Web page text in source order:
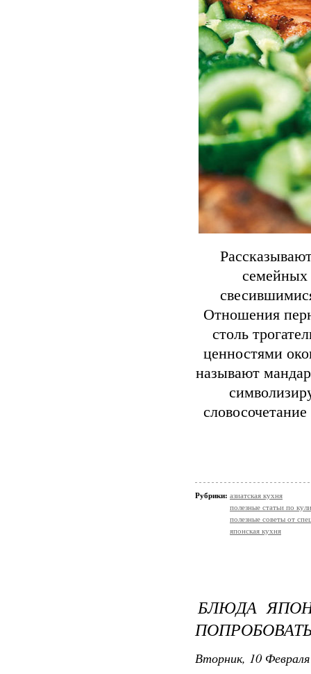
семейных
Отношения
столь
ценностями
называют
Рубрики: азиатская кухня
полезные статьи по
полезные советы от
японская кухня
БЛЮДА
Вторник, 10